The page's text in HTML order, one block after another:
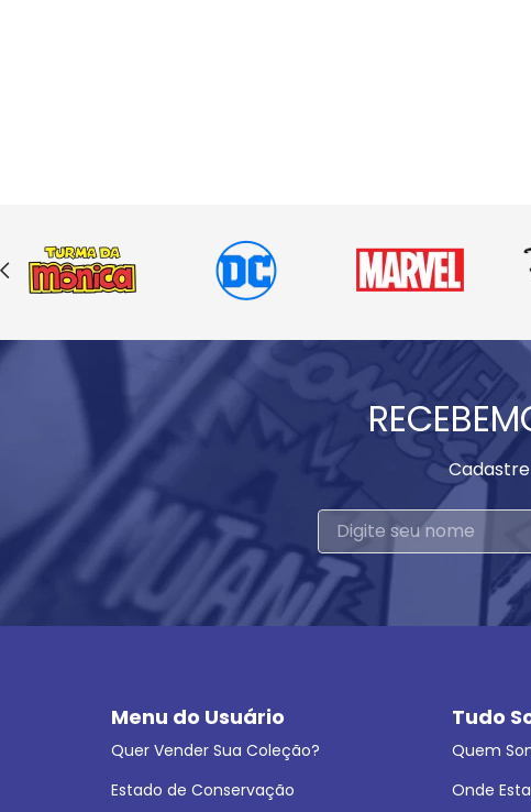
Menu do Usuário
Quer Vender Sua Coleção?
Estado de Conservação
Tudo
Quem
Onde